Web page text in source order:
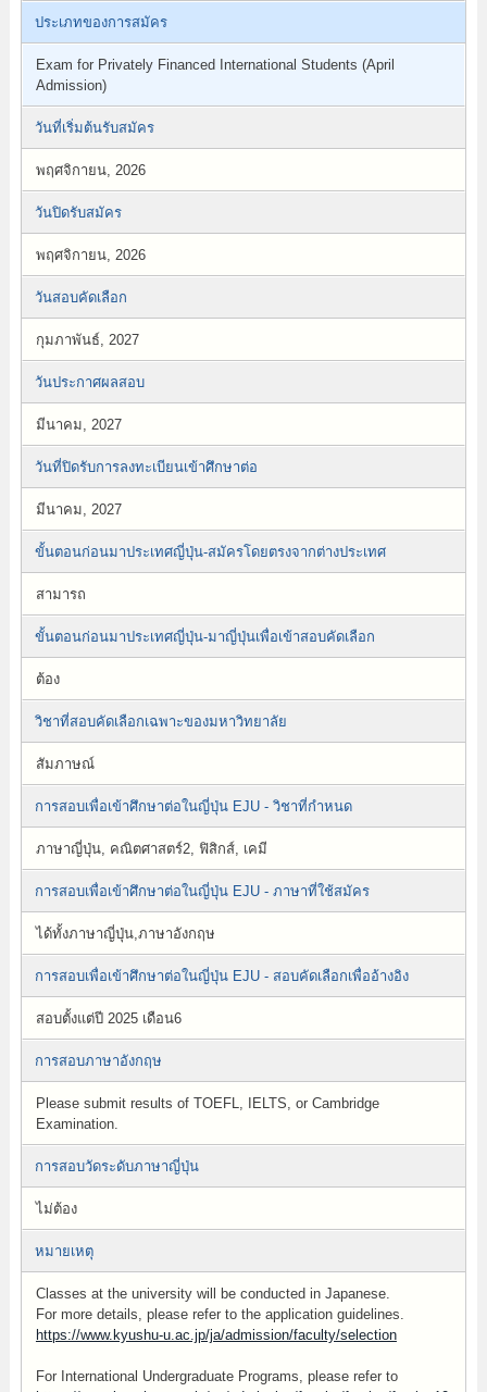
ประเภทของการสมัคร
Exam for Privately Financed International Students (April
Admission)
วันที่เริ่มต้นรับสมัคร
พฤศจิกายน, 2026
วันปิดรับสมัคร
พฤศจิกายน, 2026
วันสอบคัดเลือก
กุมภาพันธ์, 2027
วันประกาศผลสอบ
มีนาคม, 2027
วันที่ปิดรับการลงทะเบียนเข้าศึกษาต่อ
มีนาคม, 2027
ขั้นตอนก่อนมาประเทศญี่ปุ่น-สมัครโดยตรงจากต่างประเทศ
สามารถ
ขั้นตอนก่อนมาประเทศญี่ปุ่น-มาญี่ปุ่นเพื่อเข้าสอบคัดเลือก
ต้อง
วิชาที่สอบคัดเลือกเฉพาะของมหาวิทยาลัย
สัมภาษณ์
การสอบเพื่อเข้าศึกษาต่อในญี่ปุ่น EJU - วิชาที่กำหนด
ภาษาญี่ปุ่น, คณิตศาสตร์2, ฟิสิกส์, เคมี
การสอบเพื่อเข้าศึกษาต่อในญี่ปุ่น EJU - ภาษาที่ใช้สมัคร
ได้ทั้งภาษาญี่ปุ่น,ภาษาอังกฤษ
การสอบเพื่อเข้าศึกษาต่อในญี่ปุ่น EJU - สอบคัดเลือกเพื่ออ้างอิง
สอบตั้งแต่ปี 2025 เดือน6
การสอบภาษาอังกฤษ
Please submit results of TOEFL, IELTS, or Cambridge
Examination.
การสอบวัดระดับภาษาญี่ปุ่น
ไม่ต้อง
หมายเหตุ
Classes at the university will be conducted in Japanese.
For more details, please refer to the application guidelines.
https://www.kyushu-u.ac.jp/ja/admission/faculty/selection
For International Undergraduate Programs, please refer to